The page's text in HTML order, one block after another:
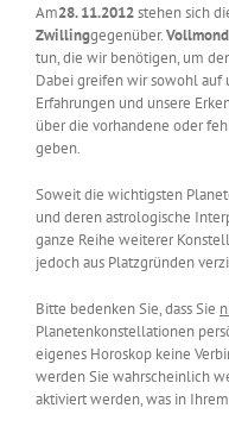
Am28. 11.2012stehen sich
Zwillinggegenüber.Vollmond
tun, die wir benötigen, um
Dabei greifen wir sowohl auf
Erfahrungen und unsere
über die vorhandene oder
geben.
Soweit die wichtigsten
und deren astrologische
ganze Reihe weiterer
jedoch aus Platzgründen
Bitte bedenken Sie, dass Sie
Planetenkonstellationen
eigenes Horoskop keine
werden Sie wahrscheinlich
aktiviert werden, was in